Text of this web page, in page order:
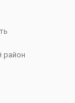
район